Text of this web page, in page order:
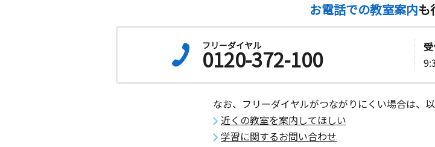
お電話での教室案内も
フリーダイヤル
0120-372-100
なお、フリーダイヤルがつながりにくい場合は、
近くの教室を案内してほしい
学習に関するお問い合わせ